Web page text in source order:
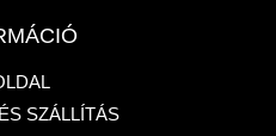
SZÁLLÍTÁS